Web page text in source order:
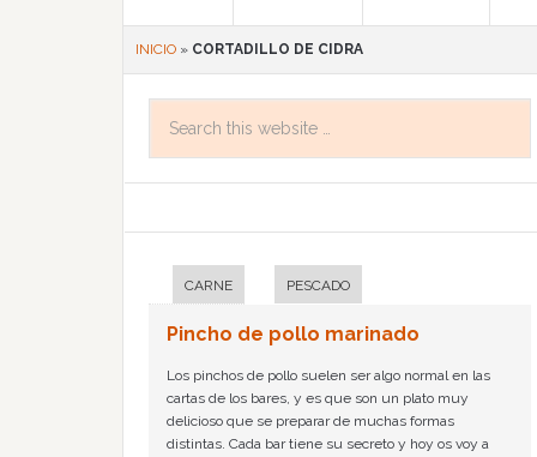
INICIO » CORTADILLO DE CIDRA
CARNE PESCADO
Pincho de pollo marinado
Los pinchos de pollo suelen ser algo normal en las
cartas de los bares, y es que son un plato muy
delicioso que se preparar de muchas formas
distintas. Cada bar tiene su secreto y hoy os voy a